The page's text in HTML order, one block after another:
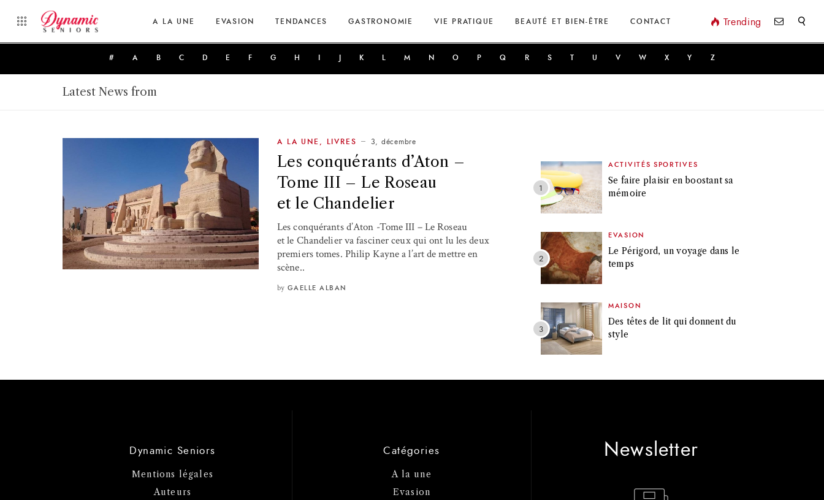
A LA UNE EVASION TENDANCES GASTRONOMIE VIE PRATIQUE BEAUTÉ ET BIEN-ÊTRE CONTACT Trending
# A B C D E F G H K M N O P Q R S T U V W X Y Z
Latest News from
A LA UNE LIVRES 3, décembre
Les conquérants d’Aton –
Tome III – Le Roseau
et le Chandelier
Les conquérants d’Aton -Tome III – Le Roseau
et le Chandelier va fasciner ceux qui ont lu les deux
premiers tomes. Philip Kayne a l’art de mettre en
scène..
by GAELLE ALBAN
ACTIVITÉS SPORTIVES
Se faire plaisir en boostant sa
mémoire
EVASION
Le Périgord, un voyage dans le
temps
MAISON
Des têtes de lit qui donnent du
style
Dynamic Seniors
Mentions légales
Auteurs
Catégories
A la une
Evasion
Newsletter